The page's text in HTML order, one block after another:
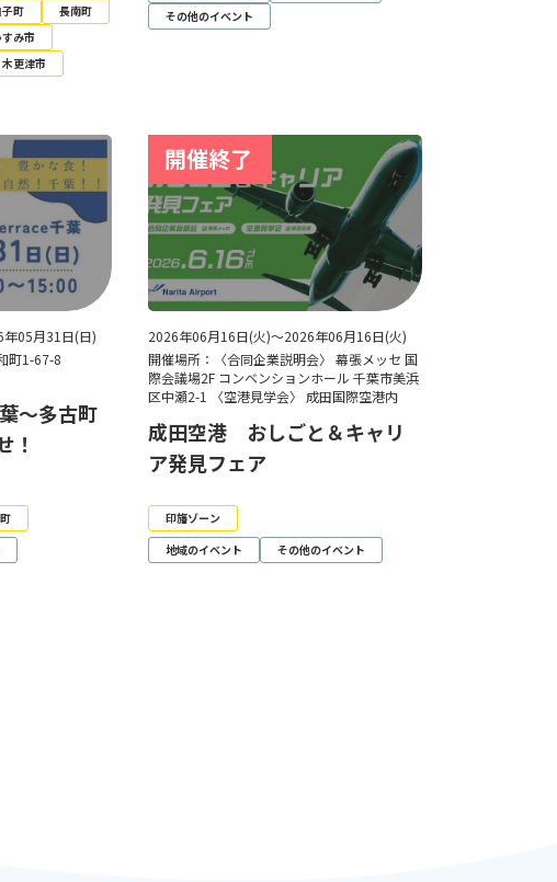
子町
長南町
すみ市
木更津市
その他のイベント
05月31日(日)
町1-67-8
～多古町
！
2026年06月16日(火)～2026年06月16日(火)
開催場所：〈合同企業説明会〉 幕張メッセ 国
際会議場2F コンベンションホール 千葉市美浜
区中瀬2-1 〈空港見学会〉 成田国際空港内
成田空港 おしごと＆キャリ
ア発見フェア
印旛ゾーン
地域のイベント
その他のイベント